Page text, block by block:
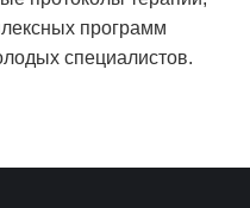
программ
специалистов.